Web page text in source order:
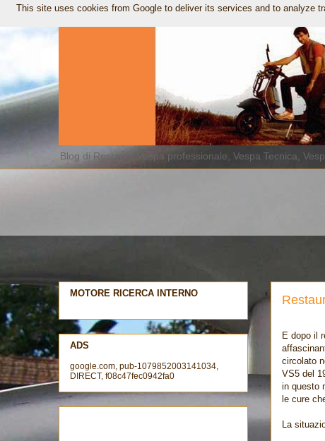
Blog di Restauro Vespa professionale, Vespa Tecnica,
E dopo il
circolato
VS5 del
in questo
le cure
La
MOTORE RICERCA INTERNO
ADS
google.com, pub-1079852003141034,
DIRECT, f08c47fec0942fa0
This site uses cookies from Google to deliver its services and to analyze